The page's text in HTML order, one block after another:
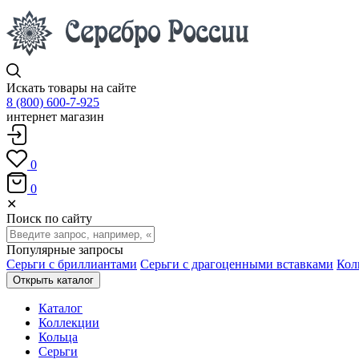
Искать товары на сайте
8 (800) 600-7-925
интернет магазин
0
0
✕
Поиск по сайту
Популярные запросы
Серьги с бриллиантами Серьги с драгоценными вставками
Открыть каталог
Каталог
Коллекции
Кольца
Серьги